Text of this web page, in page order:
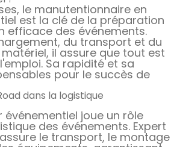
le manutentionnaire en
est la clé de la préparation
efficace des événements.
du transport et du
il assure que tout est
Sa rapidité et sa
pour le succès de
dans la logistique
événementiel joue un rôle
des événements. Expert
le transport, le montage